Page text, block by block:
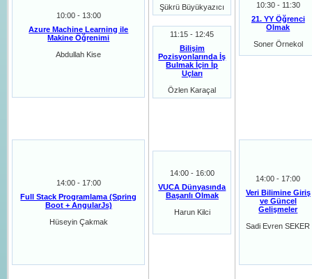
10:00 - 13:00
Azure Machine Learning ile
Makine Öğrenimi
Abdullah Kise
14:00 - 17:00
Full Stack Programlama (Spring
Boot + AngularJs)
Hüseyin Çakmak
Şükrü Büyükyazıcı
11:15 - 12:45
Bilişim
Pozisyonlarında İş
Bulmak İçin İp
Uçları
Özlen Karaçal
14:00 - 16:00
VUCA Dünyasında
Başarılı Olmak
Harun Kilci
10:30 - 11:30
21. YY Öğrenci
Olmak
Soner Örnekol
14:00 - 17:00
Veri Bilimine Giriş
ve Güncel
Gelişmeler
Sadi Evren SEKER